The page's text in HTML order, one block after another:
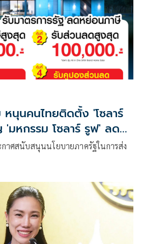
หนุนคนไทยติดตั้ง 'โซลาร์
หกรรม โซลาร์ รูฟ' ลดค่า
ด้สูงสุด 2 แสนบาท
กาศสนับสนุนนโยบายภาครัฐในการส่ง